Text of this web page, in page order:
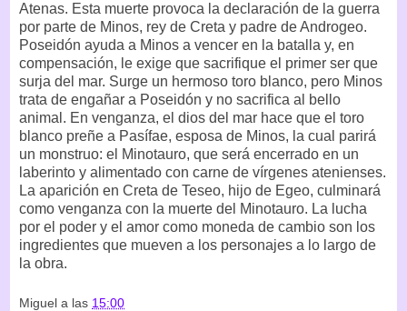
Atenas. Esta muerte provoca la declaración de la guerra
por parte de Minos, rey de Creta y padre de Androgeo.
Poseidón ayuda a Minos a vencer en la batalla y, en
compensación, le exige que sacrifique el primer ser que
surja del mar. Surge un hermoso toro blanco, pero Minos
trata de engañar a Poseidón y no sacrifica al bello
animal. En venganza, el dios del mar hace que el toro
blanco preñe a Pasífae, esposa de Minos, la cual parirá
un monstruo: el Minotauro, que será encerrado en un
laberinto y alimentado con carne de vírgenes atenienses.
La aparición en Creta de Teseo, hijo de Egeo, culminará
como venganza con la muerte del Minotauro. La lucha
por el poder y el amor como moneda de cambio son los
ingredientes que mueven a los personajes a lo largo de
la obra.
Miguel a las 15:00